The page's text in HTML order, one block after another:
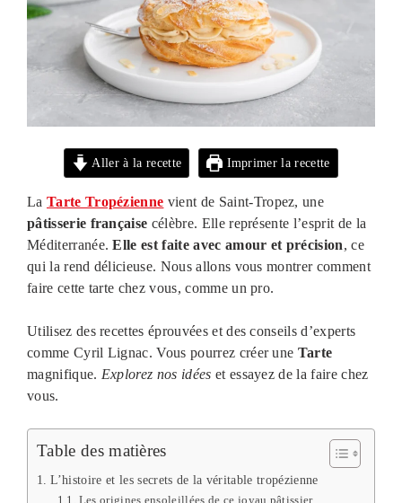
Aller à la recette Imprimer la recette
La Tarte Tropézienne vient de Saint-Tropez, une
pâtisserie française célèbre. Elle représente l’esprit de la
Méditerranée.Elle est faite avec amour et précision, ce
qui la rend délicieuse. Nous allons vous montrer comment
faire cette tarte chez vous, comme un pro.
Utilisez des recettes éprouvées et des conseils d’experts
comme Cyril Lignac. Vous pourrez créer une Tarte
magnifique. Explorez nos idées et essayez de la faire chez
vous.
Table des matières
L’histoire et les secrets de la véritable tropézienne
Les origines ensoleillées de ce joyau pâtissier